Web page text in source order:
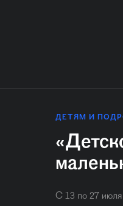
ДЕТЯМ И
С 13 по 27 июля